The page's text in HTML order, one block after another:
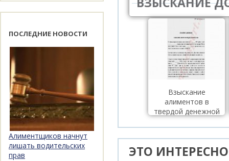
Взыскание
алиментов в
твердой денежной
ЭТО ИНТЕРЕСНО
ПОСЛЕДНИЕ НОВОСТИ
Алиментщиков начнут
лишать водительских
прав